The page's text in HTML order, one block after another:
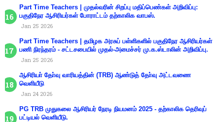
Part Time Teachers | முதல்வரின் சிறப்பு மதிப்பெண்கள் அறிவிப்பு:
பகுதிநேர ஆசிரியர்கள் போராட்டம் தற்காலிக வாபஸ்.
Jan 25 2026
Part Time Teachers | தமிழக அரசுப் பள்ளிகளில் பகுதிநேர ஆசிரியர்கள்
பணி நிரந்தரம் - சட்டசபையில் முதல்-அமைச்சர் மு.க.ஸ்டாலின் அறிவிப்பு.
Jan 25 2026
ஆசிரியா் தோ்வு வாரியத்தின் (TRB) ஆண்டுத் தோ்வு அட்டவணை
வெளியீடு
Jan 24 2026
PG TRB முதுகலை ஆசிரியர் நேரடி நியமனம் 2025 - தற்காலிக தெரிவுப்
பட்டியல் வெளியீடு.